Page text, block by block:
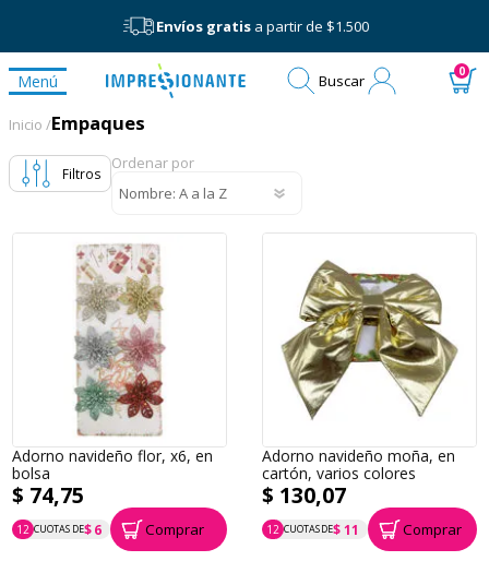
Envíos gratisa partir de $1.500
Menú Buscar 0
Empaques
Inicio /Empaques
Filtros
Ordenar por
Adorno navideño flor, x6, en
bolsa
$ 74,75
12 CUOTAS DE$ 6
P.T.F. $ 75 Comprar
Adorno navideño moña, en
cartón, varios colores
$ 130,07
12 CUOTAS DE$ 11
P.T.F. $ 130 Comprar